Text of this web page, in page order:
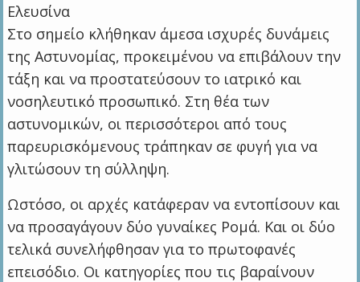
Ελευσίνα
Στο σημείο κλήθηκαν άμεσα ισχυρές δυνάμεις
της Αστυνομίας, προκειμένου να επιβάλουν την
τάξη και να προστατεύσουν το ιατρικό και
νοσηλευτικό προσωπικό. Στη θέα των
αστυνομικών, οι περισσότεροι από τους
παρευρισκόμενους τράπηκαν σε φυγή για να
γλιτώσουν τη σύλληψη.
Ωστόσο, οι αρχές κατάφεραν να εντοπίσουν και
να προσαγάγουν δύο γυναίκες Ρομά. Και οι δύο
τελικά συνελήφθησαν για το πρωτοφανές
επεισόδιο. Οι κατηγορίες που τις βαραίνουν